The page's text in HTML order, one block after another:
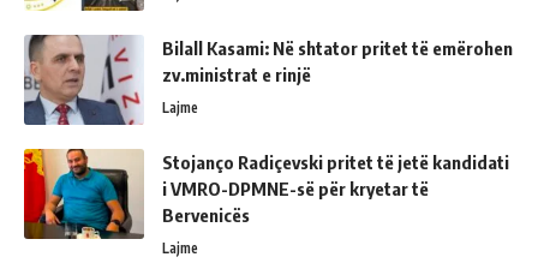
Bilall Kasami: Në shtator pritet të emërohen
zv.ministrat e rinjë
Lajme
Stojanço Radiçevski pritet të jetë kandidati
i VMRO-DPMNE-së për kryetar të
Bervenicës
Lajme